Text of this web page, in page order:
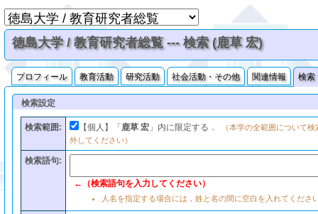
徳島大学 / 教育研究者総覧 --- 検索 (鹿草 宏)
プロフィール 教育活動 研究活動 社会活動・その他 関連情報 検索
検索設定
検索範囲: 【個人】「 鹿草 宏」内に限定する．
（本学の全範囲について
外してください）
検索語句:
←（検索語句を入力してください）
人名を指定する場合には，姓と名の間に空白を入れてくださ